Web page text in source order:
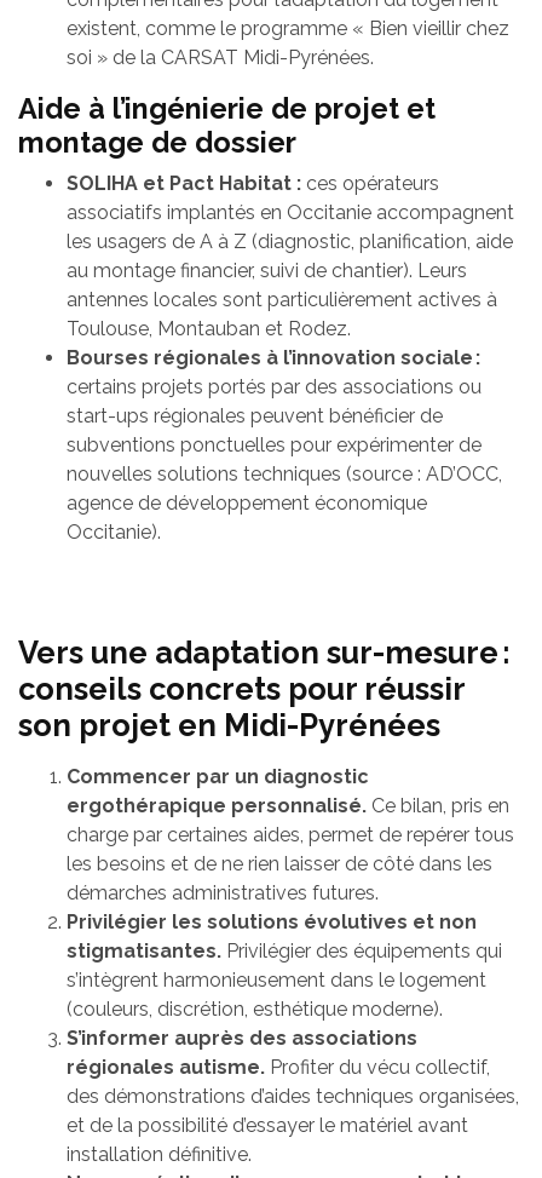
existent, comme le programme « Bien vieillir chez
soi » de la CARSAT Midi-Pyrénées.
Aide à l’ingénierie de projet et
montage de dossier
SOLIHA et Pact Habitat : ces opérateurs
associatifs implantés en Occitanie accompagnent
les usagers de A à Z (diagnostic, planification, aide
au montage financier, suivi de chantier). Leurs
antennes locales sont particulièrement actives à
Toulouse, Montauban et Rodez.
Bourses régionales à l’innovation sociale :
certains projets portés par des associations ou
start-ups régionales peuvent bénéficier de
subventions ponctuelles pour expérimenter de
nouvelles solutions techniques (source : AD’OCC,
agence de développement économique
Occitanie).
Vers une adaptation sur-mesure :
conseils concrets pour réussir
son projet en Midi-Pyrénées
Commencer par un diagnostic
ergothérapique personnalisé. Ce bilan, pris en
charge par certaines aides, permet de repérer tous
les besoins et de ne rien laisser de côté dans les
démarches administratives futures.
Privilégier les solutions évolutives et non
stigmatisantes. Privilégier des équipements qui
s’intègrent harmonieusement dans le logement
(couleurs, discrétion, esthétique moderne).
S’informer auprès des associations
régionales autisme. Profiter du vécu collectif,
des démonstrations d’aides techniques organisées,
et de la possibilité d’essayer le matériel avant
installation définitive.